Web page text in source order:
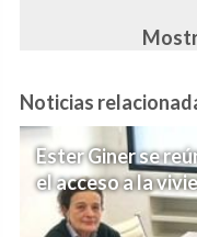
Noticias
Ester Giner se
el acceso a la